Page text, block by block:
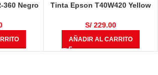
360 Negro
Tinta Epson T40W420 Yellow
S/229.00
AÑADIR AL CARRITO